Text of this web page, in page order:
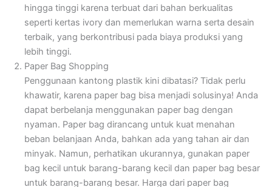
hingga tinggi karena terbuat dari bahan berkualitas
seperti kertas ivory dan memerlukan warna serta desain
terbaik, yang berkontribusi pada biaya produksi yang
lebih tinggi.
Paper Bag Shopping
Penggunaan kantong plastik kini dibatasi? Tidak perlu
khawatir, karena paper bag bisa menjadi solusinya! Anda
dapat berbelanja menggunakan paper bag dengan
nyaman. Paper bag dirancang untuk kuat menahan
beban belanjaan Anda, bahkan ada yang tahan air dan
minyak. Namun, perhatikan ukurannya, gunakan paper
bag kecil untuk barang-barang kecil dan paper bag besar
untuk barang-barang besar. Harga dari paper bag